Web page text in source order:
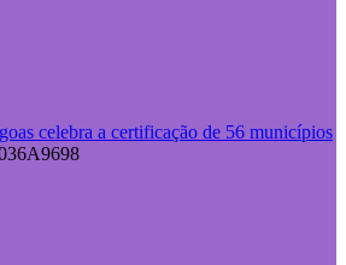
celebra a certificação de 56 municípios